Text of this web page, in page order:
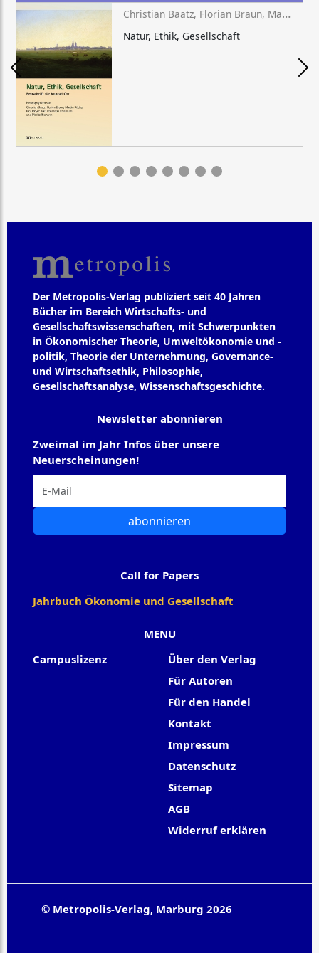
Christian Baatz, Florian Braun, Martin Düchs, Kira Meyer, Karl Christoph Reinmuth, Moritz Riemann (Hg.)
Natur, Ethik, Gesellschaft
Der Metropolis-Verlag publiziert seit 40 Jahren
Bücher im Bereich Wirtschafts- und
Gesellschaftswissenschaften, mit Schwerpunkten
in Ökonomischer Theorie, Umweltökonomie und -
politik, Theorie der Unternehmung, Governance-
und Wirtschaftsethik, Philosophie,
Gesellschaftsanalyse, Wissenschaftsgeschichte.
MENU
Campuslizenz
Über den Verlag
Für Autoren
Für den Handel
Kontakt
Impressum
Datenschutz
Sitemap
AGB
Widerruf erklären
Newsletter abonnieren
Zweimal im Jahr Infos über unsere
Neuerscheinungen!
abonnieren
Call for Papers
Jahrbuch Ökonomie und Gesellschaft
© Metropolis-Verlag, Marburg 2026